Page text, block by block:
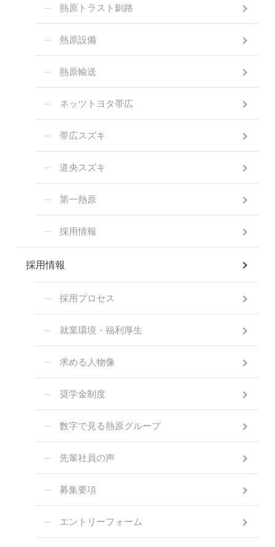
熱原トラスト釧路
熱原設備
熱原輸送
ネッツトヨタ帯広
帯広スズキ
道央スズキ
第一熱原
採用情報
採用情報
採用プロセス
就業環境・福利厚生
求める人物像
奨学金制度
数字で見る熱原グループ
先輩社員の声
募集要項
エントリーフォーム